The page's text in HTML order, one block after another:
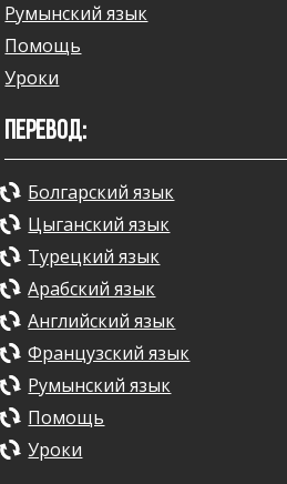
Румынский язык
Помощь
Уроки
ПЕРЕВОД:
Болгарский язык
Цыганский язык
Турецкий язык
Арабский язык
Английский язык
Французский язык
Румынский язык
Помощь
Уроки